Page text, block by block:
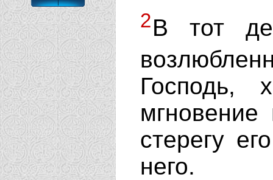
2В тот
Господь,
стерегу
него.